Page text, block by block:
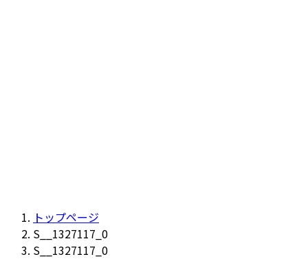
トップページ
S__1327117_0
S__1327117_0